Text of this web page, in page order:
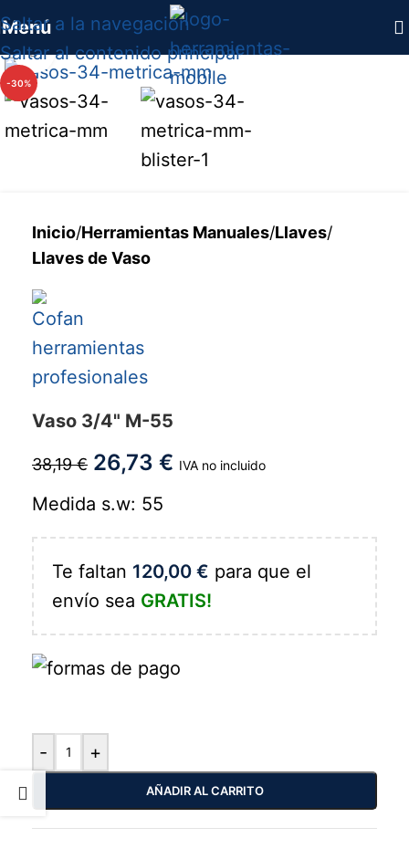
Saltar a la navegación
Saltar al contenido principal
Menú
-30%
Haga clic para ampliar
Inicio/Herramientas Manuales/Llaves/
Llaves de Vaso
Vaso 3/4" M-55
38,19€ 26,73 € IVA no incluido
Medida s.w: 55
Te faltan 120,00 € para que el
envío sea GRATIS!
- +
AÑADIR AL CARRITO